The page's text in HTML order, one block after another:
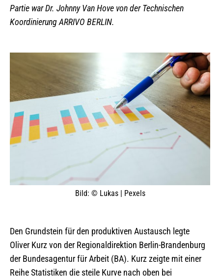
Partie war Dr. Johnny Van Hove von der Technischen
Koordinierung ARRIVO BERLIN.
Bild: © Lukas | Pexels
Den Grundstein für den produktiven Austausch legte
Oliver Kurz von der Regionaldirektion Berlin-Brandenburg
der Bundesagentur für Arbeit (BA). Kurz zeigte mit einer
Reihe Statistiken die steile Kurve nach oben bei